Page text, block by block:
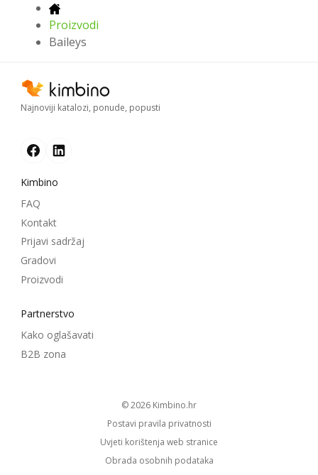
Proizvodi
Baileys
Najnoviji katalozi, ponude, popusti
Kimbino
FAQ
Kontakt
Prijavi sadržaj
Gradovi
Proizvodi
Partnerstvo
Kako oglašavati
B2B zona
© 2026
kimbino.hr
Postavi pravila privatnosti
Uvjeti korištenja web stranice
Obrada osobnih podataka